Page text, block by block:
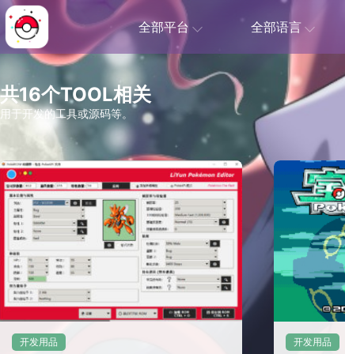
全部平台 全部语言
共16个TOOL相关
用于开发的工具或源码等。
开发用品 开发用品